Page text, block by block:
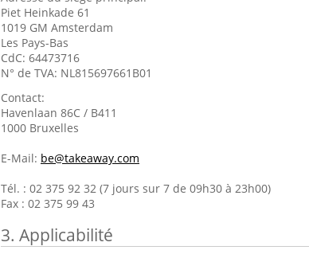
Piet Heinkade 61
1019 GM Amsterdam
Les Pays-Bas
CdC: 64473716
N° de TVA: NL815697661B01
Contact:
Havenlaan 86C / B411
1000 Bruxelles
E-Mail: be@takeaway.com
Tél. : 02 375 92 32 (7 jours sur 7 de 09h30 à 23h00)
Fax : 02 375 99 43
3. Applicabilité